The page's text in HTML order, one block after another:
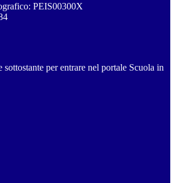
PEIS00300X
per entrare nel portale Scuola in